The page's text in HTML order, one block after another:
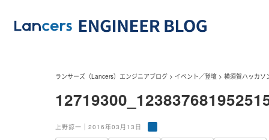
ランサーズ（Lancers）エンジニアブログ > イベント／登壇 > 横須賀ハッカソ
上野諒一｜2016年03月13日